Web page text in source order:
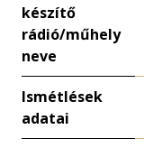
készítő
rádió/műhely
neve
Ismétlések
adatai